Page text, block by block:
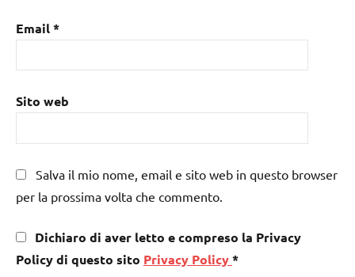
Email*
Sito web
Salva il mio nome, email e sito web in questo browser
per la prossima volta che commento.
Dichiaro di aver letto e compreso la Privacy
Policy di questo sito Privacy Policy*